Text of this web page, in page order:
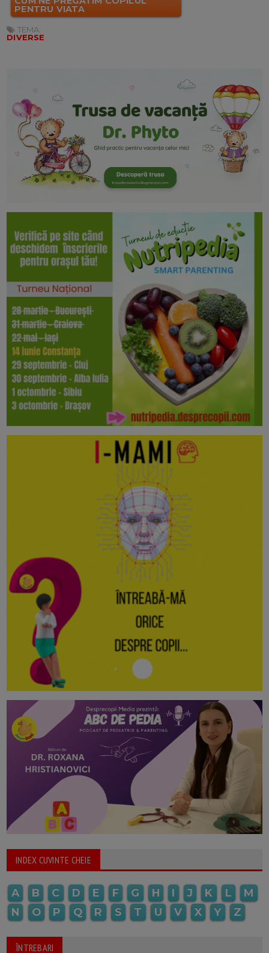
PENTRU VIATA
TEMA:
DIVERSE
INDEX CUVINTE CHEIE
A B C D E F G H I J K L
M
N
O P Q R S T U V X Y Z
ÎNTREBARI